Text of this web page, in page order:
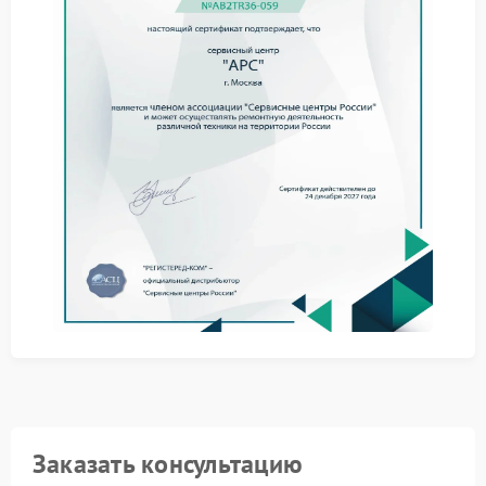
При подобных признаках ремонт APC позволяет
предотвратить дальнейшее повреждение
креплений и электронных деталей.
Что стоит сделать до обращения
Сначала желательно отключить устройство от сети и
не использовать его под нагрузкой. Также стоит
повреждений и следов падения.
Отключить ИБП от оборудования.
Проверить фиксацию корпуса.
Не перемещать устройство во время работы.
Заказать консультацию